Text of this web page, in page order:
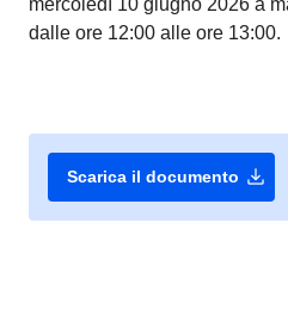
mercoledì 10 giugno 2026 a
dalle ore 12:00 alle ore 13:00.
Scarica il documento download